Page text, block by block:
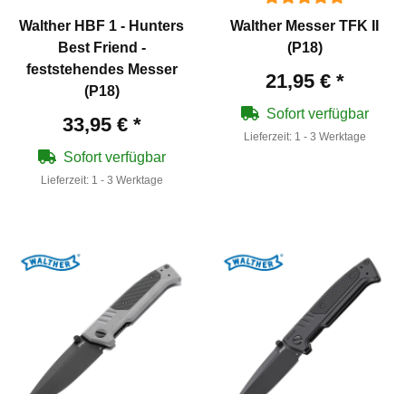
Walther HBF 1 - Hunters
Best Friend -
feststehendes Messer
(P18)
33,95 € *
Sofort verfügbar
Lieferzeit: 1 - 3 Werktage
Walther Messer TFK II
(P18)
21,95 € *
Sofort verfügbar
Lieferzeit: 1 - 3 Werktage